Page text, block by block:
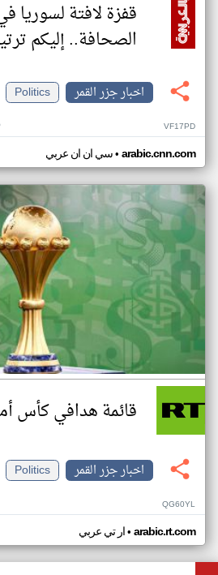
قفزة لافتة
الصحافة.. إليكم
اخبار جزر القمر
Politics
VF17PD
سي ان ان عربي• arabic.cnn.com
قائمة هدافي كأس أمم
اخبار جزر القمر
Politics
QG60YL
ار تي عربي• arabic.rt.com